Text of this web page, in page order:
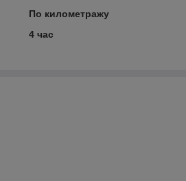
По километражу
4 час